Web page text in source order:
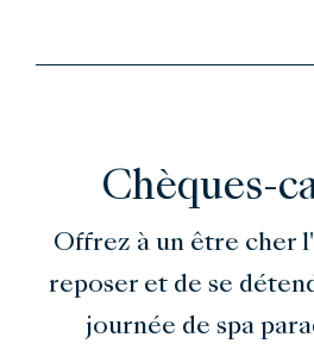
Chèques-
Offrez à un être cher
reposer et de se
journée de spa